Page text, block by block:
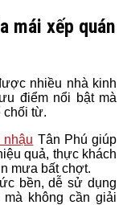
mái xếp quán
nhiều nhà kinh
điểm nổi bật mà
chối từ.
Tân Phú giúp
quả, thực khách
mưa bất chợt.
bền, dễ sử dụng
không cần giải